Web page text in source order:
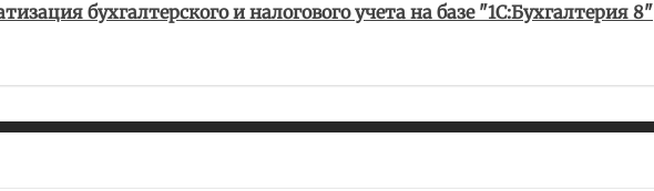
бухгалтерского и налогового учета на базе "1С:Бухгалтерия 8"